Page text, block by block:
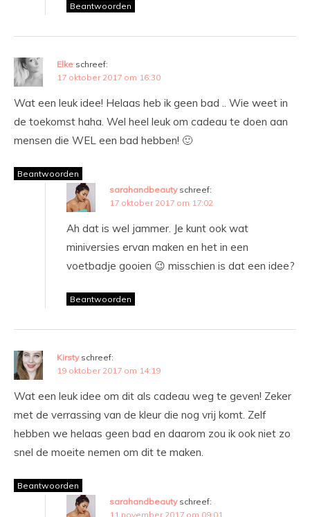
Beantwoorden
Elke schreef:
17 oktober 2017 om 16:30
Wat een leuk idee! Helaas heb ik geen bad .. Wie weet in
de toekomst haha. Wel heel leuk om cadeau te doen aan
mensen die WEL een bad hebben! 🙂
Beantwoorden
sarahandbeauty schreef:
17 oktober 2017 om 17:02
Ah dat is wel jammer. Je kunt ook wat
miniversies ervan maken en het in een
voetbadje gooien 😉 misschien is dat een idee?
Beantwoorden
Kirsty schreef:
19 oktober 2017 om 14:19
Wat een leuk idee om dit als cadeau weg te geven! Zeker
met de verrassing van de kleur die nog vrij komt. Zelf
hebben we helaas geen bad en daarom zou ik ook niet zo
snel de moeite nemen om dit te maken.
Beantwoorden
sarahandbeauty schreef:
11 november 2017 om 09:01